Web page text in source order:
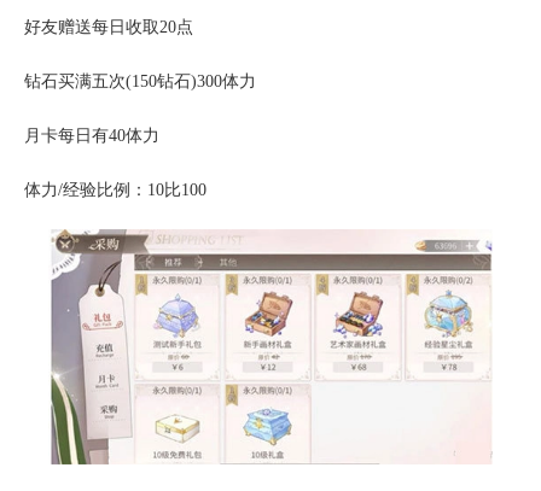
好友赠送每日收取20点
钻石买满五次(150钻石)300体力
月卡每日有40体力
体力/经验比例：10比100